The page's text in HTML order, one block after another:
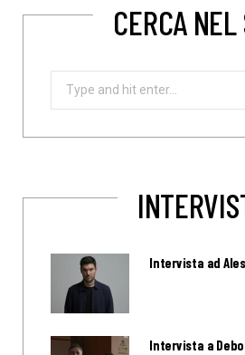
CERCA NEL
Search
Intervista ad
Intervista a